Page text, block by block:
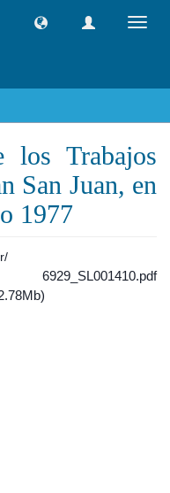
los Trabajos
San Juan, en
1977
6929_SL001410.pdf